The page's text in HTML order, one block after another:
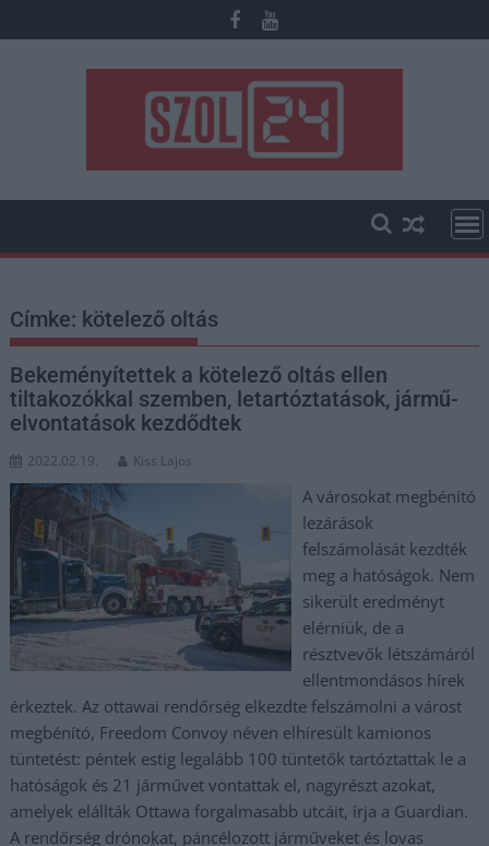
to
Címke: kötelező oltás
Bekeményítettek a kötelező oltás ellen
tiltakozókkal szemben, letartóztatások, jármű-
elvontatások kezdődtek
2022.02.19. Kiss Lajos
A városokat megbénító
lezárások
felszámolását kezdték
meg a hatóságok. Nem
sikerült eredményt
elérniük, de a
résztvevők létszámáról
ellentmondásos hírek
érkeztek. Az ottawai rendőrség elkezdte felszámolni a várost
megbénító, Freedom Convoy néven elhíresült kamionos
tüntetést: péntek estig legalább 100 tüntetők tartóztattak le a
hatóságok és 21 járművet vontattak el, nagyrészt azokat,
amelyek elállták Ottawa forgalmasabb utcáit, írja a Guardian.
A rendőrség drónokat, páncélozott járműveket és lovas